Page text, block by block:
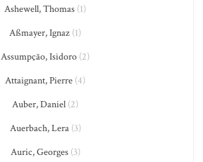
Ashewell, Thomas (1)
Aßmayer, Ignaz (1)
Assumpção, Isidoro (2)
Attaignant, Pierre (4)
Auber, Daniel (2)
Auerbach, Lera(3)
Auric, Georges(3)